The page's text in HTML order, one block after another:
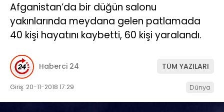
Afganistan’da bir düğün salonu
yakınlarında meydana gelen patlamada
40 kişi hayatını kaybetti, 60 kişi yaralandı.
Haberci 24 TÜM YAZILARI
Giriş: 20-11-2018 17:29 Dünya